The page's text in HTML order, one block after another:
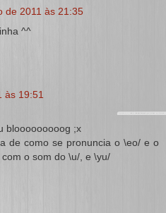
de 2011 às 21:35
^^
às 19:51
blooooooooog ;x
de como se pronuncia o \eo/ e o
o som do \u/, e \yu/